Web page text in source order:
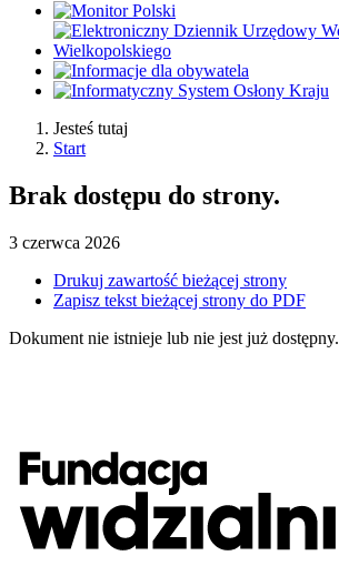
Jesteś tutaj
Start
Brak dostępu do strony.
3 czerwca 2026
Drukuj zawartość bieżącej strony
Zapisz tekst bieżącej strony do PDF
Dokument nie istnieje lub nie jest już dostępny.